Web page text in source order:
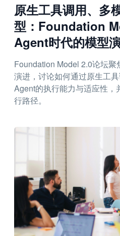
原生工具调用、多
型：Foundation
Agent时代的模型
Foundation Model 2.0论坛
演进，讨论如何通过原生工
Agent的执行能力与适应性，
行路径。